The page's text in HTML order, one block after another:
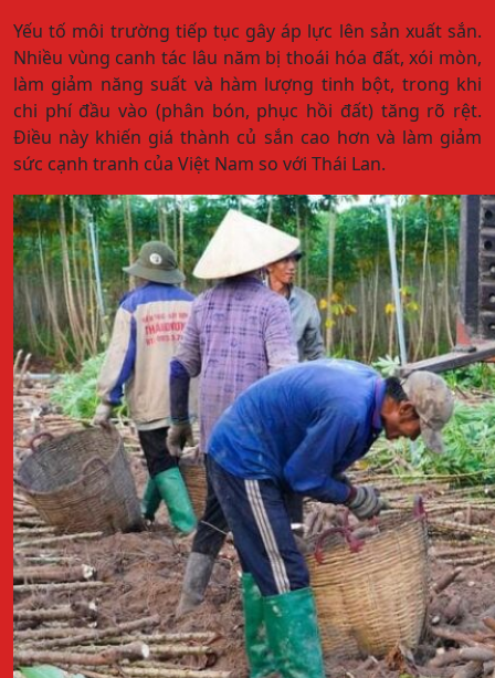
Yếu tố môi trường tiếp tục gây áp lực lên sản xuất sắn.
Nhiều vùng canh tác lâu năm bị thoái hóa đất, xói mòn,
làm giảm năng suất và hàm lượng tinh bột, trong khi
chi phí đầu vào (phân bón, phục hồi đất) tăng rõ rệt.
Điều này khiến giá thành củ sắn cao hơn và làm giảm
sức cạnh tranh của Việt Nam so với Thái Lan.